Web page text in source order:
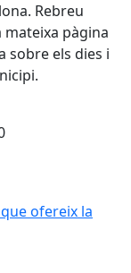
Rebreu
pàgina
sobre els dies i
ofereix la